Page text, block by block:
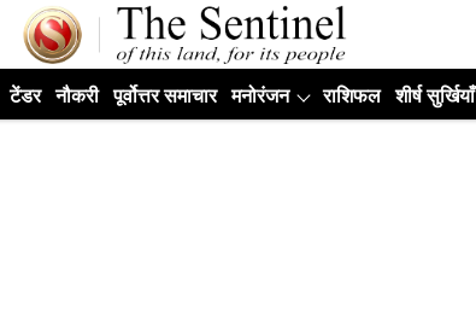
टेंडर नौकरी पूर्वोत्तर समाचार मनोरंजन राशिफल शीर्ष सुर्खियाँ